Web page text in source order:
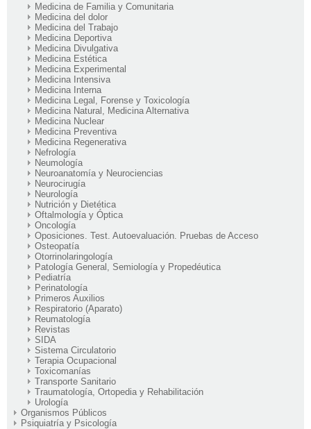
Medicina de Familia y Comunitaria
Medicina del dolor
Medicina del Trabajo
Medicina Deportiva
Medicina Divulgativa
Medicina Estética
Medicina Experimental
Medicina Intensiva
Medicina Interna
Medicina Legal, Forense y Toxicología
Medicina Natural, Medicina Alternativa
Medicina Nuclear
Medicina Preventiva
Medicina Regenerativa
Nefrología
Neumología
Neuroanatomía y Neurociencias
Neurocirugía
Neurología
Nutrición y Dietética
Oftalmología y Óptica
Oncología
Oposiciones. Test. Autoevaluación. Pruebas de Acceso
Osteopatía
Otorrinolaringología
Patología General, Semiología y Propedéutica
Pediatría
Perinatología
Primeros Auxilios
Respiratorio (Aparato)
Reumatología
Revistas
SIDA
Sistema Circulatorio
Terapia Ocupacional
Toxicomanías
Transporte Sanitario
Traumatología, Ortopedia y Rehabilitación
Urología
Organismos Públicos
Psiquiatría y Psicología